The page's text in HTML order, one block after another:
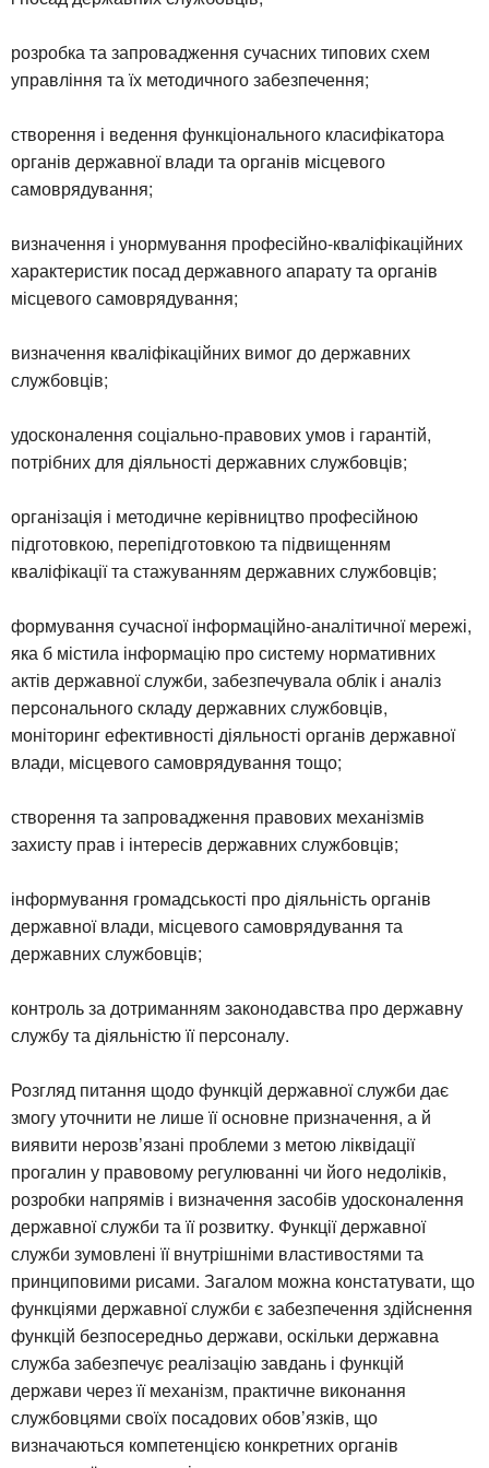
розробка та запровадження сучасних типових схем
управління та їх методичного забезпечення;
створення і ведення функціонального класифікатора
органів державної влади та органів місцевого
самоврядування;
визначення і унормування професійно-кваліфікаційних
характеристик посад державного апарату та органів
місцевого самоврядування;
визначення кваліфікаційних вимог до державних
службовців;
удосконалення соціально-правових умов і гарантій,
потрібних для діяльності державних службовців;
організація і методичне керівництво професійною
підготовкою, перепідготовкою та підвищенням
кваліфікації та стажуванням державних службовців;
формування сучасної інформаційно-аналітичної мережі,
яка б містила інформацію про систему нормативних
актів державної служби, забезпечувала облік і аналіз
персонального складу державних службовців,
моніторинг ефективності діяльності органів державної
влади, місцевого самоврядування тощо;
створення та запровадження правових механізмів
захисту прав і інтересів державних службовців;
інформування громадськості про діяльність органів
державної влади, місцевого самоврядування та
державних службовців;
контроль за дотриманням законодавства про державну
службу та діяльністю її персоналу.
Розгляд питання щодо функцій державної служби дає
змогу уточнити не лише її основне призначення, а й
виявити нерозв’язані проблеми з метою ліквідації
прогалин у правовому регулюванні чи його недоліків,
розробки напрямів і визначення засобів удосконалення
державної служби та її розвитку. Функції державної
служби зумовлені її внутрішніми властивостями та
принциповими рисами. Загалом можна констатувати, що
функціями державної служби є забезпечення здійснення
функцій безпосередньо держави, оскільки державна
служба забезпечує реалізацію завдань і функцій
держави через її механізм, практичне виконання
службовцями своїх посадових обов’язків, що
визначаються компетенцією конкретних органів